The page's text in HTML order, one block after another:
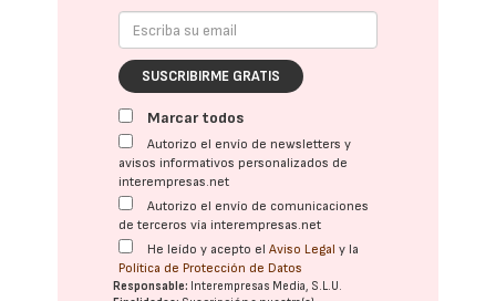
SUSCRIBIRME GRATIS
Marcar todos
Autorizo el envío de newsletters y
avisos informativos personalizados de
interempresas.net
Autorizo el envío de comunicaciones
de terceros vía interempresas.net
He leído y acepto elAviso Legal y la
Política de Protección de Datos
Responsable: Interempresas Media, S.L.U.